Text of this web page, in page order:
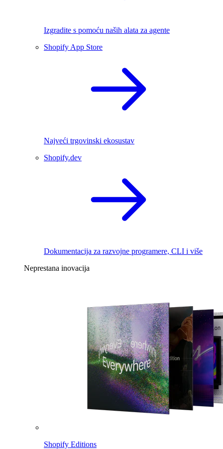
Izgradite s pomoću naših alata za agente
Shopify App Store
Najveći trgovinski ekosustav
Shopify.dev
Dokumentacija za razvojne programere, CLI i više
Neprestana inovacija
Shopify Editions